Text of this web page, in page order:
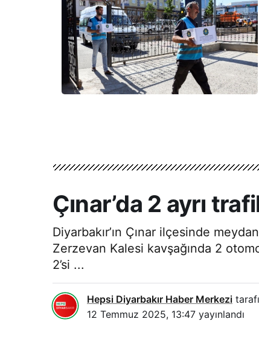
Çınar’da 2 ayrı
Diyarbakır’ın Çınar ilçesinde
Zerzevan Kalesi kavşağında 2
2’si ...
Hepsi Diyarbakır Haber Merkezi
12 Temmuz 2025, 13:47 yayınlandı